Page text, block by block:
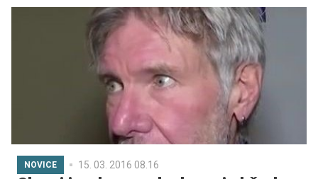
Sklada Združenih narodov za otroke (Unicef).
NOVICE 15. 03. 2016 08.16